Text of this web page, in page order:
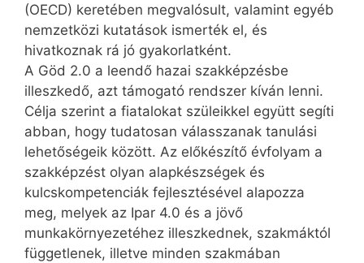
(OECD) keretében megvalósult, valamint egyéb
nemzetközi kutatások ismerték el, és
hivatkoznak rá jó gyakorlatként.
A Göd 2.0 a leendő hazai szakképzésbe
illeszkedő, azt támogató rendszer kíván lenni.
Célja szerint a fiatalokat szüleikkel együtt segíti
abban, hogy tudatosan válasszanak tanulási
lehetőségeik között. Az előkészítő évfolyam a
szakképzést olyan alapkészségek és
kulcskompetenciák fejlesztésével alapozza
meg, melyek az Ipar 4.0 és a jövő
munkakörnyezetéhez illeszkednek, szakmáktól
függetlenek, illetve minden szakmában